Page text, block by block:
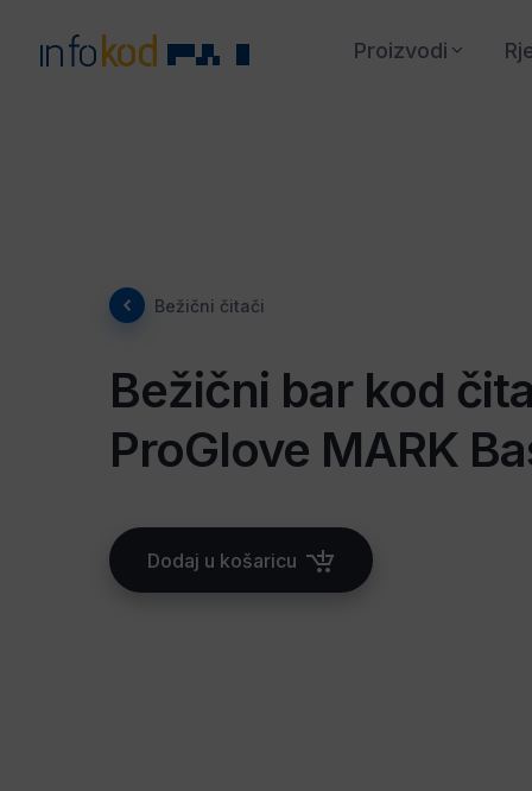
Proizvodi
Bežični čitači
Bežični bar kod
ProGlove MARK
Dodaj u košaricu